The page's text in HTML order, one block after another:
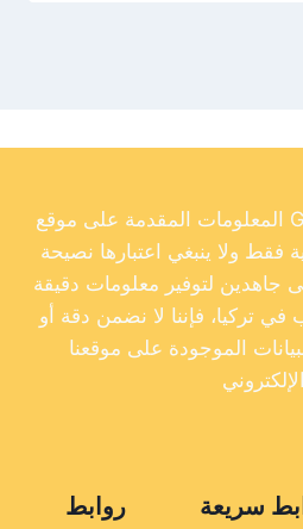
المعلومات المقدمة على موقع Goldpricesturkey.com
ولا ينبغي اعتبارها نصيحة
جاهدين لتوفير معلومات دقيقة
تركيا، فإننا لا نضمن دقة أو
الموجودة على موقعنا
روابط
سريعة